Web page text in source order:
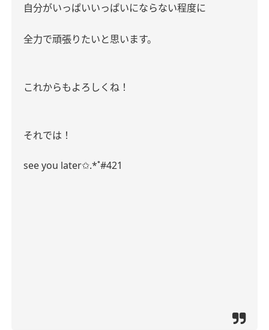
自分がいっぱいいっぱいにならない程度に
全力で頑張りたいと思います。
これからもよろしくね！
それでは！
see you later✩.*˚#421